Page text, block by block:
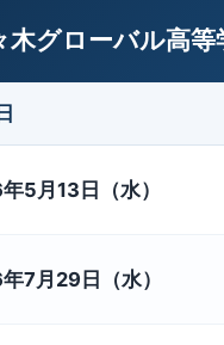
木グローバル高等
5月13日（水）
7月29日（水）